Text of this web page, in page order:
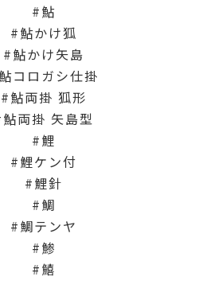
鮎
鮎かけ狐
鮎かけ矢島
鮎コロガシ仕掛
鮎両掛 狐形
鮎両掛 矢島型
鯉
鯉ケン付
鯉針
鯛
鯛テンヤ
鯵
鱚